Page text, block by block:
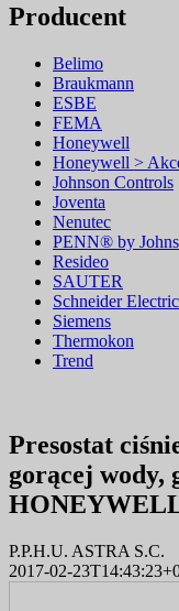
Producent
Belimo
Braukmann
ESBE
FEMA
Honeywell
Honeywell >
Johnson Controls
Joventa
Nenutec
PENN® by
Resideo
SAUTER
Schneider Electric
Siemens
Thermokon
Trend
Presostat
gorącej wody,
P.P.H.U. ASTRA S.C.
2017-02-